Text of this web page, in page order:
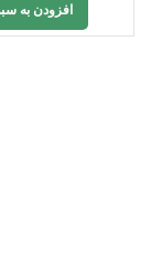
افزودن به